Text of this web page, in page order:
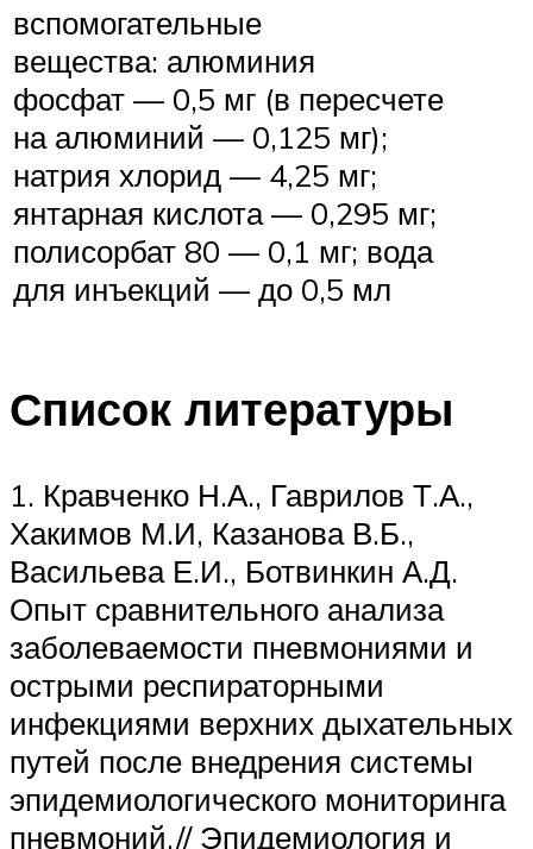
вспомогательные
вещества: алюминия
фосфат — 0,5 мг (в пересчете
на алюминий — 0,125 мг);
натрия хлорид — 4,25 мг;
янтарная кислота — 0,295 мг;
полисорбат 80 — 0,1 мг; вода
для инъекций — до 0,5 мл
Список литературы
1. Кравченко Н.А., Гаврилов Т.А.,
Хакимов М.И, Казанова В.Б.,
Васильева Е.И., Ботвинкин А.Д.
Опыт сравнительного анализа
заболеваемости пневмониями и
острыми респираторными
инфекциями верхних дыхательных
путей после внедрения системы
эпидемиологического мониторинга
пневмоний.// Эпидемиология и